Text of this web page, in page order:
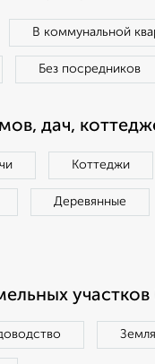
В коммунальной
Без посредников
дач,
Коттеджи
Деревянные
участков